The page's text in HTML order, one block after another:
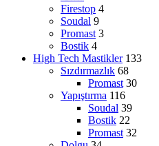
Firestop 4
Soudal 9
Promast 3
Bostik 4
High Tech Mastikler 133
Sızdırmazlık 68
Promast 30
Yapıştırma 116
Soudal 39
Bostik 22
Promast 32